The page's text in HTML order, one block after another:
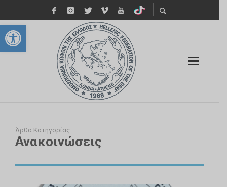
Ανοίξτε τη γραμμή εργαλείων
Άρθα Κατηγορίας
Ανακοινώσεις